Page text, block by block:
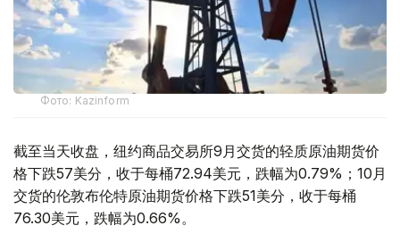
Фото: Kazinform
截至当天收盘，纽约商品交易所9月交货的轻质原油期货价
格下跌57美分，收于每桶72.94美元，跌幅为0.79%；10月
交货的伦敦布伦特原油期货价格下跌51美分，收于每桶
76.30美元，跌幅为0.66%。